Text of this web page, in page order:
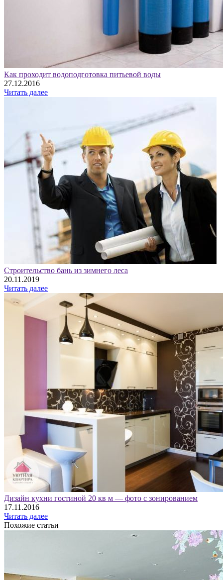
Как проходит водоподготовка питьевой воды
27.12.2016
Читать далее
Строительство бань из зимнего леса
20.11.2019
Читать далее
Дизайн кухни гостиной 20 кв м — фото с зонированием
17.11.2016
Читать далее
Похожие статьи